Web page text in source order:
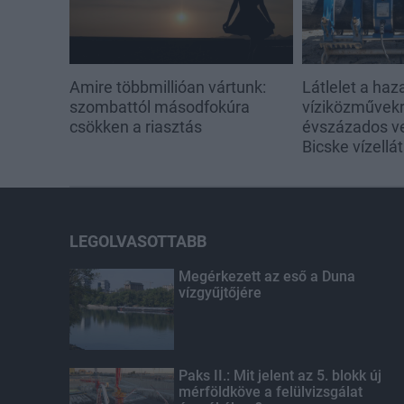
Amire többmillióan vártunk:
szombattól másodfokúra
csökken a riasztás
Látlelet a
évszázados
Bicske
LEGOLVASOTTABB
Megérkezett az eső a Duna
vízgyűjtőjére
Paks II.: Mit jelent az 5. blokk új
mérföldköve a felülvizsgálat